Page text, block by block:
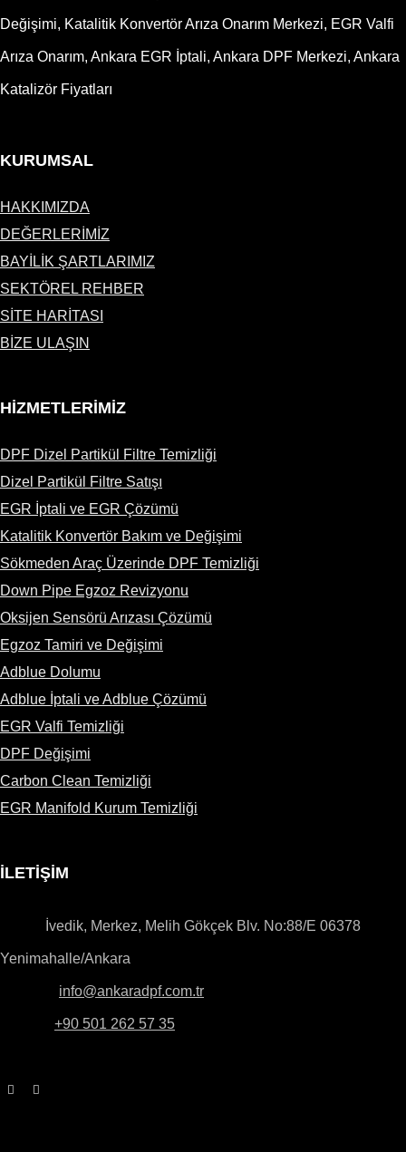
Değişimi, Katalitik Konvertör Arıza Onarım Merkezi, EGR Valfi
Arıza Onarım, Ankara EGR İptali, Ankara DPF Merkezi, Ankara
Katalizör Fiyatları
KURUMSAL
HAKKIMIZDA
DEĞERLERİMİZ
BAYİLİK ŞARTLARIMIZ
SEKTÖREL REHBER
SİTE HARİTASI
BİZE ULAŞIN
HİZMETLERİMİZ
DPF Dizel Partikül Filtre Temizliği
Dizel Partikül Filtre Satışı
EGR İptali ve EGR Çözümü
Katalitik Konvertör Bakım ve Değişimi
Sökmeden Araç Üzerinde DPF Temizliği
Down Pipe Egzoz Revizyonu
Oksijen Sensörü Arızası Çözümü
Egzoz Tamiri ve Değişimi
Adblue Dolumu
Adblue İptali ve Adblue Çözümü
EGR Valfi Temizliği
DPF Değişimi
Carbon Clean Temizliği
EGR Manifold Kurum Temizliği
İLETİŞİM
İvedik, Merkez, Melih Gökçek Blv. No:88/E 06378
Yenimahalle/Ankara
info@ankaradpf.com.tr
+90 501 262 57 35